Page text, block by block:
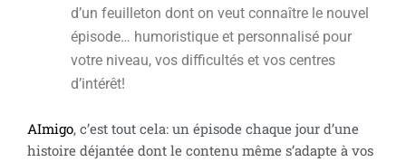
d’un feuilleton dont on veut connaître le nouvel
épisode… humoristique et personnalisé pour
votre niveau, vos difficultés et vos centres
d’intérêt!
AImigo, c’est tout cela: un épisode chaque jour d’une
histoire déjantée dont le contenu même s’adapte à vos